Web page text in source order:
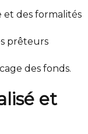
et des formalités
prêteurs
des fonds.
et